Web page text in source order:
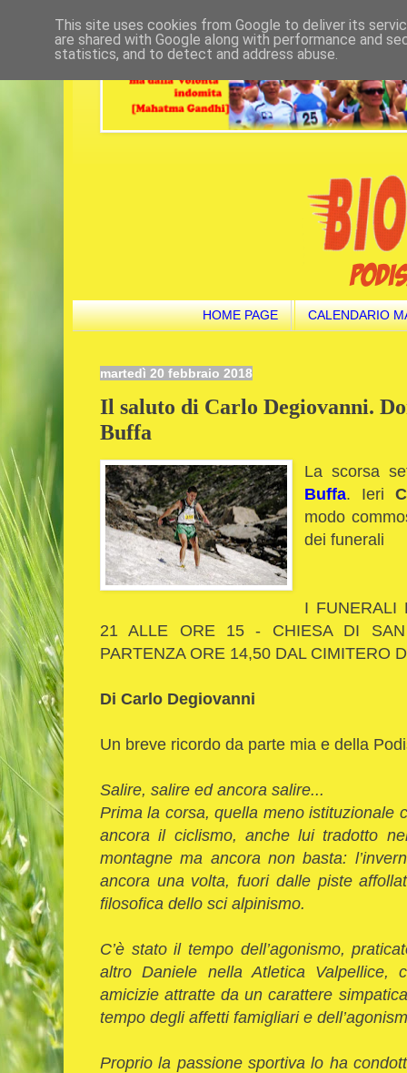
HOME PAGE CALENDARIO
martedì 20 febbraio 2018
Il saluto di Carlo Degiovanni.
Buffa
La scorsa
Buffa. Ieri
modo
dei funerali
I FUNERALI
21 ALLE ORE 15 - CHIESA DI SAN
PARTENZA ORE 14,50 DAL CIMITERO
Di Carlo Degiovanni
Un breve ricordo da parte mia e della
Salire, salire ed ancora salire...
Prima la corsa, quella meno istituzionale
ancora il ciclismo, anche lui tradotto
montagne ma ancora non basta:
ancora una volta, fuori dalle piste
filosofica dello sci alpinismo.
C’è stato il tempo dell’agonismo,
altro Daniele nella Atletica Valpellice,
amicizie attratte da un carattere
tempo degli affetti famigliari e
Proprio la passione sportiva lo ha
This site uses cookies from Google to deliver its
are shared with Google along with performance and
statistics, and to detect and address abuse.